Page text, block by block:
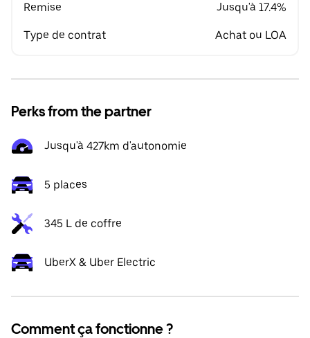
Remise Jusqu'à 17.4%
Type de contrat Achat ou LOA
Perks from the partner
Jusqu'à 427km d'autonomie
5 places
345 L de coffre
UberX & Uber Electric
Comment ça fonctionne ?